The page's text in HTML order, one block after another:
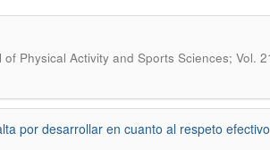
of Physical Activity and Sports Sciences; Vol.
por desarrollar en cuanto al respeto